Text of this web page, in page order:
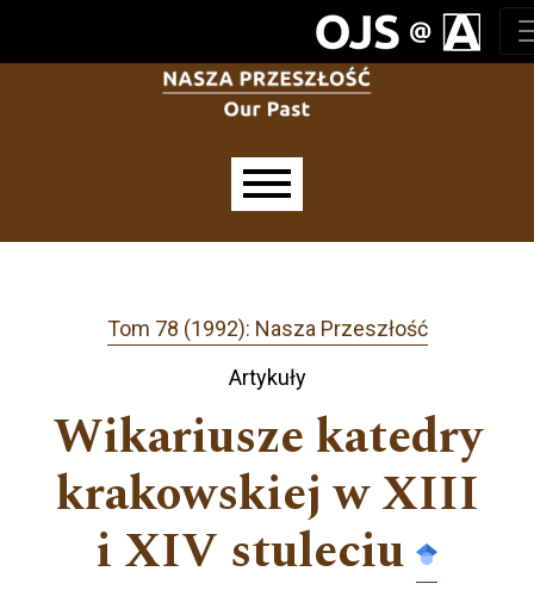
Tom 78 (1992): Nasza Przeszłość
Artykuły
Wikariusze katedry
krakowskiej w XIII
i XIV stuleciu